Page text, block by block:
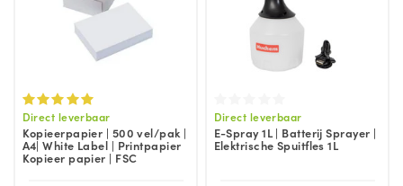
Direct leverbaar
Kopieerpapier | 500 vel/pak |
A4| White Label | Printpapier
Kopieer papier | FSC
Direct leverbaar
E-Spray 1L | Batterij Sprayer |
Elektrische Spuitfles 1L